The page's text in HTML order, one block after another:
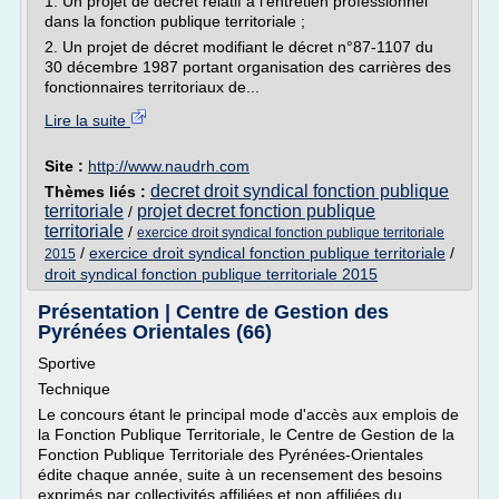
dans la fonction publique territoriale ;
2. Un projet de décret modifiant le décret n°87-1107 du
30 décembre 1987 portant organisation des carrières des
fonctionnaires territoriaux de...
Lire la suite
Site : http://www.naudrh.com
Thèmes liés : decret droit syndical fonction publique
territoriale / projet decret fonction publique
territoriale / exercice droit syndical fonction publique territoriale
2015 / exercice droit syndical fonction publique territoriale /
droit syndical fonction publique territoriale 2015
Présentation | Centre de Gestion des
Pyrénées Orientales (66)
Sportive
Technique
Le concours étant le principal mode d'accès aux emplois de
la Fonction Publique Territoriale, le Centre de Gestion de la
Fonction Publique Territoriale des Pyrénées-Orientales
édite chaque année, suite à un recensement des besoins
exprimés par collectivités affiliées et non affiliées du